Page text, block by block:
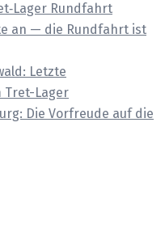
Rundfahrt
an — die Rundfahrt ist
Letzte
Tret-Lager
Die Vorfreude auf die